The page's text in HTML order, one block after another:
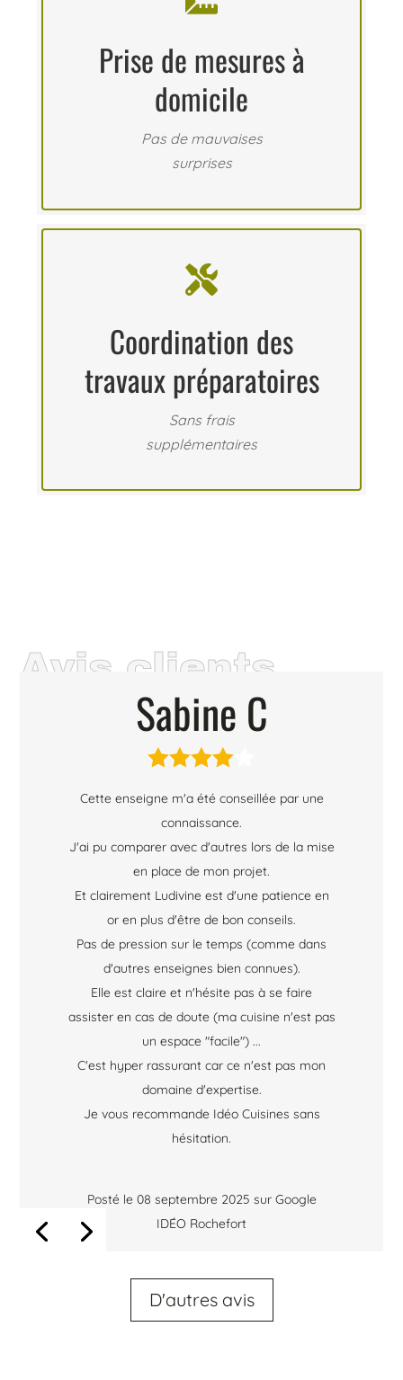
Prise de mesures à
domicile
Pas de mauvaises
surprises

Coordination des
travaux préparatoires
Sans frais
supplémentaires
Avis clients
Sabine C

Cette enseigne m'a été conseillée par une
connaissance.
J'ai pu comparer avec d'autres lors de la mise
en place de mon projet.
Et clairement Ludivine est d'une patience en
or en plus d'être de bon conseils.
Pas de pression sur le temps (comme dans
d'autres enseignes bien connues).
Elle est claire et n'hésite pas à se faire
assister en cas de doute (ma cuisine n'est pas
un espace "facile") ...
C'est hyper rassurant car ce n'est pas mon
domaine d'expertise.
Je vous recommande Idéo Cuisines sans
hésitation.
Posté le 08 septembre 2025 sur Google
IDÉO Rochefort
D'autres avis